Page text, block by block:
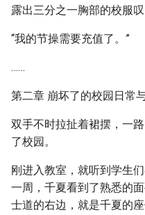
露出三分之一胸部的校服叹
“我的节操需要充值了。”
……
第二章 崩坏了的校园日常
双手不时拉扯着裙摆，一
了校园。
刚进入教室，就听到学生
一周，千夏看到了熟悉的
士道的右边，就是千夏的